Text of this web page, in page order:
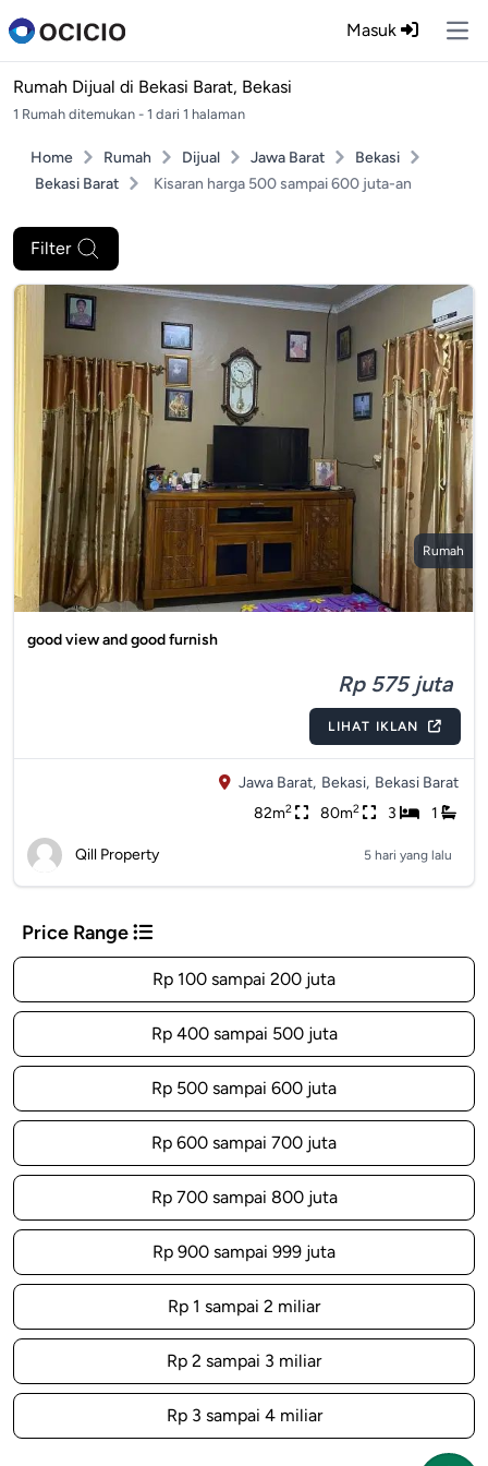
Masuk
Rumah Dijual di Bekasi Barat, Bekasi
1 Rumah ditemukan - 1 dari 1 halaman
Home Rumah Dijual Jawa Barat
Bekasi
Bekasi Barat
Kisaran harga 500 sampai 600 juta-an
Filter
Rumah
good view and good furnish
Rp 575 juta
LIHAT IKLAN
Jawa Barat, Bekasi, Bekasi Barat
82m2 80m2 3 1
Qill Property 5 hari yang lalu
Price Range
Rp 100 sampai 200 juta
Rp 400 sampai 500 juta
Rp 500 sampai 600 juta
Rp 600 sampai 700 juta
Rp 700 sampai 800 juta
Rp 900 sampai 999 juta
Rp 1 sampai 2 miliar
Rp 2 sampai 3 miliar
Rp 3 sampai 4 miliar